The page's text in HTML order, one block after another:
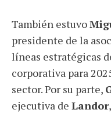
También estuvo
presidente de la
líneas estratégicas
corporativa para
sector. Por su parte,
ejecutiva de Landor